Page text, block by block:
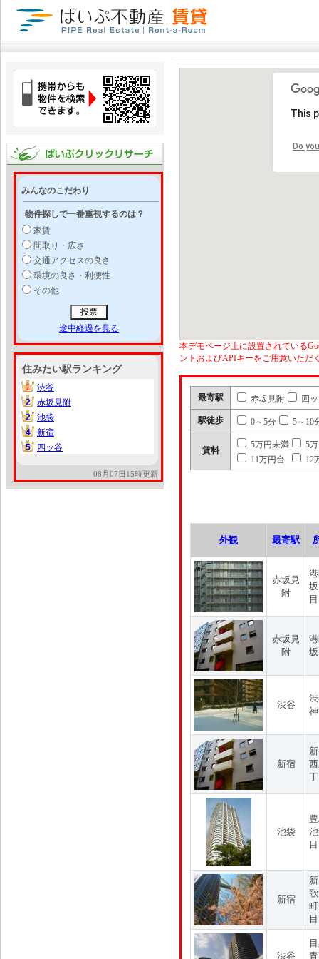
みんなのこだわり
物件探しで一番重視するのは？
家賃
間取り・広さ
交通アクセスの良さ
環境の良さ・利便性
その他
途中経過を見る
住みたい駅ランキング
1
1
渋谷
2
2
赤坂見附
2
2
池袋
4
4
新宿
5
5 四ッ谷
08月07日15時更新
This
Do
本デモページ上に設置されている
ントおよびAPIキーをご用意いただ
最寄駅 赤坂見附 四
駅徒歩 0～5分 5～10
賃料
5万円未満
5
11万円台
12
外観 最寄駅
赤坂見
附
目
赤坂見
附
渋谷
新宿
池袋
目
新宿
目
渋谷